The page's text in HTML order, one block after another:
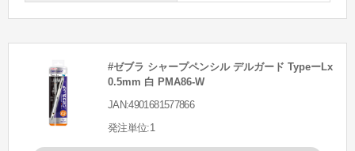
#ゼブラ シャープペンシル デルガード TypeーLx
0.5mm 白 PMA86-W
JAN:4901681577866
発注単位:1